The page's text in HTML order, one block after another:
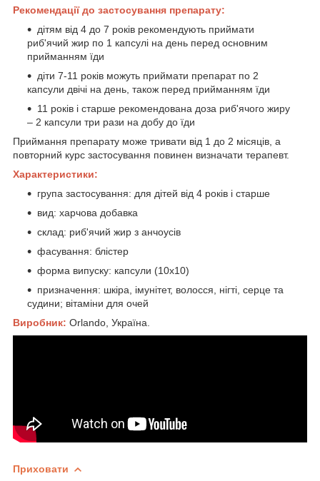
Рекомендації до застосування препарату:
дітям від 4 до 7 років рекомендують приймати
риб'ячий жир по 1 капсулі на день перед основним
прийманням їди
діти 7-11 років можуть приймати препарат по 2
капсули двічі на день, також перед прийманням їди
11 років і старше рекомендована доза риб'ячого жиру
– 2 капсули три рази на добу до їди
Приймання препарату може тривати від 1 до 2 місяців, а
повторний курс застосування повинен визначати терапевт.
Характеристики:
група застосування: для дітей від 4 років і старше
вид: харчова добавка
склад: риб'ячий жир з анчоусів
фасування: блістер
форма випуску: капсули (10х10)
призначення: шкіра, імунітет, волосся, нігті, серце та
судини; вітаміни для очей
Виробник: Orlando, Україна.
Приховати